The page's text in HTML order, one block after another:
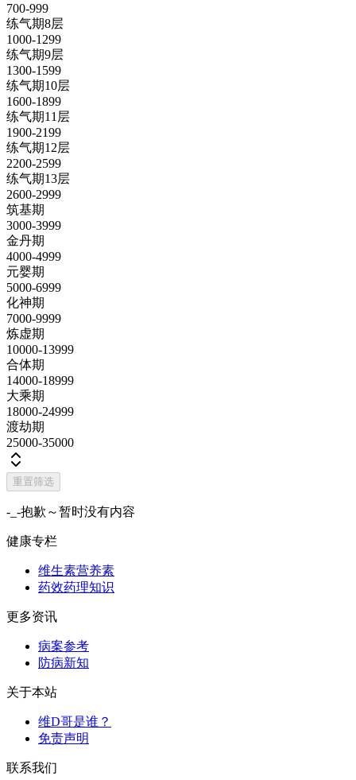
700-999
练气期8层
1000-1299
练气期9层
1300-1599
练气期10层
1600-1899
练气期11层
1900-2199
练气期12层
2200-2599
练气期13层
2600-2999
筑基期
3000-3999
金丹期
4000-4999
元婴期
5000-6999
化神期
7000-9999
炼虚期
10000-13999
合体期
14000-18999
大乘期
18000-24999
渡劫期
25000-35000
重置筛选
-_-抱歉～暂时没有内容
健康专栏
维生素营养素
药效药理知识
更多资讯
病案参考
防病新知
关于本站
维D哥是谁？
免责声明
联系我们